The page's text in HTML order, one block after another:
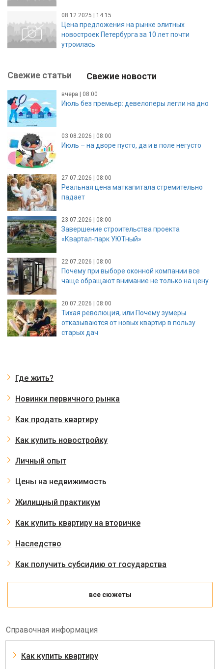
08.12.2025 | 14:15
Цена предложения на рынке элитных
новостроек Петербурга за 10 лет почти
утроилась
Свежие статьи Свежие новости
вчера | 08:00
Июль без премьер: девелоперы легли на дно
03.08.2026 | 08:00
Июль – на дворе пусто, да и в поле негусто
27.07.2026 | 08:00
Реальная цена маткапитала стремительно
падает
23.07.2026 | 08:00
Завершение строительства проекта
«Квартал-парк УЮТный»
22.07.2026 | 08:00
Почему при выборе оконной компании все
чаще обращают внимание не только на цену
20.07.2026 | 08:00
Тихая революция, или Почему зумеры
отказываются от новых квартир в пользу
старых дач
Где жить?
Новинки первичного рынка
Как продать квартиру
Как купить новостройку
Личный опыт
Цены на недвижимость
Жилищный практикум
Как купить квартиру на вторичке
Наследство
Как получить субсидию от государства
все сюжеты
Справочная информация
Как купить квартиру